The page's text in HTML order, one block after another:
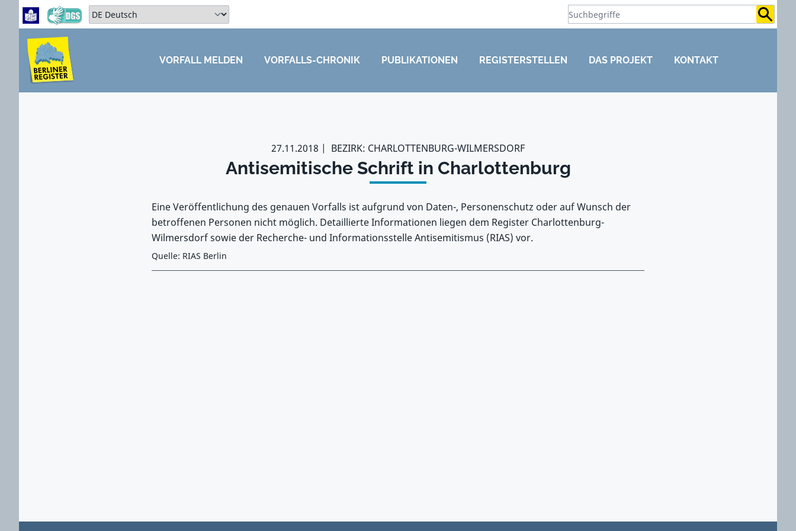
Zum Hauptbereich springen
Zum Hauptmenü springen
Sprache auswählen:
ZUM HAUPTBEREICH SPRINGEN
VORFALL MELDEN VORFALLS-CHRONIK PUBLIKATIONEN REGISTERSTELLEN DAS PROJEKT KONTAKT
27.11.2018 BEZIRK: CHARLOTTENBURG-WILMERSDORF
Antisemitische Schrift in Charlottenburg
Eine Veröffentlichung des genauen Vorfalls ist aufgrund von Daten-, Personenschutz oder auf Wunsch der
betroffenen Personen nicht möglich. Detaillierte Informationen liegen dem Register Charlottenburg-
Wilmersdorf sowie der Recherche- und Informationsstelle Antisemitismus (RIAS) vor.
Quelle: RIAS Berlin